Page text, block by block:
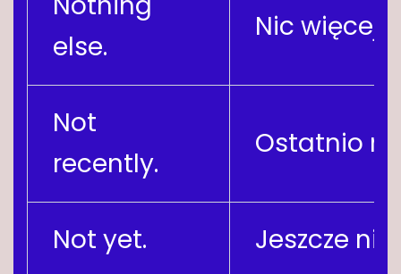
else.
Nic więcej.
Not
recently.
Ostatnio
Not yet. Jeszcze nie.